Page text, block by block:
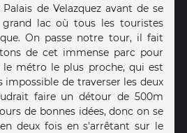
de Velazquez avant de se
lac où tous les touristes
On passe notre tour, il fait
de cet immense parc pour
le métro le plus proche, qui est
impossible de traverser les deux
faire un détour de 500m
de bonnes idées, donc on se
deux fois en s'arrêtant sur le